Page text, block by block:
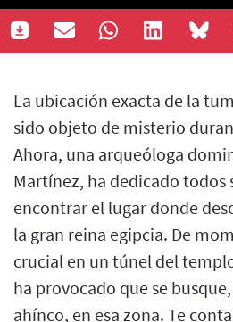
La ubicación exacta de la
sido objeto de misterio
Ahora, una arqueóloga
Martínez, ha dedicado todos
encontrar el lugar donde
la gran reina egipcia. De
crucial en un túnel del
ha provocado que se
ahínco, en esa zona. Te